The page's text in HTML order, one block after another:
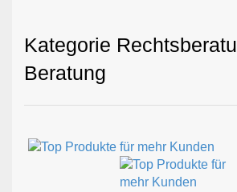
Kategorie
Beratung